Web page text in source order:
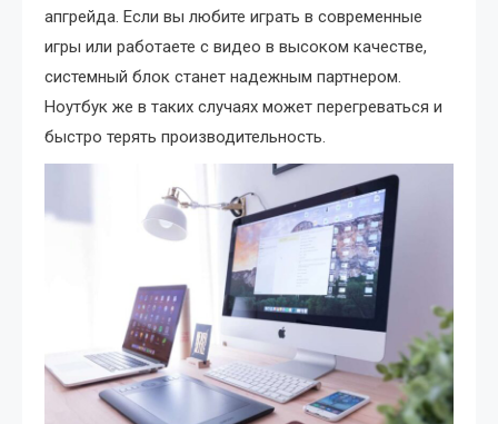
апгрейда. Если вы любите играть в современные
игры или работаете с видео в высоком качестве,
системный блок станет надежным партнером.
Ноутбук же в таких случаях может перегреваться и
быстро терять производительность.